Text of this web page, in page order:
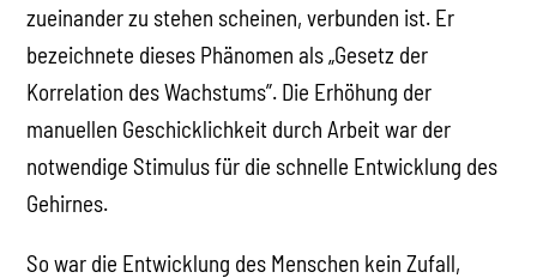
zueinander zu stehen scheinen, verbunden ist. Er
bezeichnete dieses Phänomen als „Gesetz der
Korrelation des Wachstums”. Die Erhöhung der
manuellen Geschicklichkeit durch Arbeit war der
notwendige Stimulus für die schnelle Entwicklung des
Gehirnes.
So war die Entwicklung des Menschen kein Zufall,